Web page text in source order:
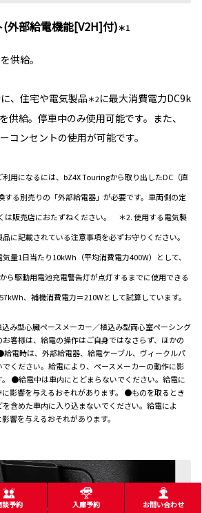
外部給電機能[V2H]付)＊1
供給。
、住宅や電気製品＊2に最大消費電力DC9k
供給。停車中のみ使用可能です。また、
コンセントの使用が可能です。
用になるには、bZ4X Touringから取り出したDC（直
する別売りの「外部給電器」が必要です。車両側の定
は販売店におたずねください。 ＊2. 使用する電気製
に記載されている注意事項を必ずお守りください。
量1日当たり10kWh（平均消費電力400W）として、
ら駆動用電池充電警告灯が点灯するまでに使用できる
、補機消費電力＝210Wとして試算しています。
み型心臓ペースメーカー／植込み型両心室ペーシング
客様は、給電の操作はご自身ではなさらず、ほかの
電時は、外部給電器、給電ケーブル、ヴィークルパ
ください。給電により、ペースメーカーの動作に影
●給電中は車内にとどまらないでください。給電に
影響を与えるおそれがあります。 ●ものを取るとき
含めた車内に入り込まないでください。給電によ
響を与えるおそれがあります。
談予約 入庫予約 お問い合わせ